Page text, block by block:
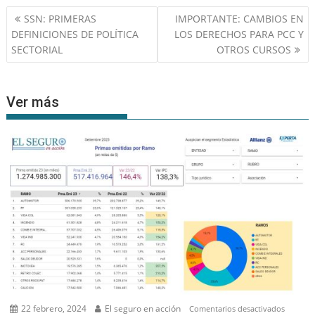
Navegación
de
entradas
SSN: PRIMERAS
DEFINICIONES DE POLÍTICA
SECTORIAL
IMPORTANTE: CAMBIOS EN
LOS DERECHOS PARA PCC Y
OTROS CURSOS
Ver más
22 febrero, 2024 El seguro en acción Comentarios desactivadosen